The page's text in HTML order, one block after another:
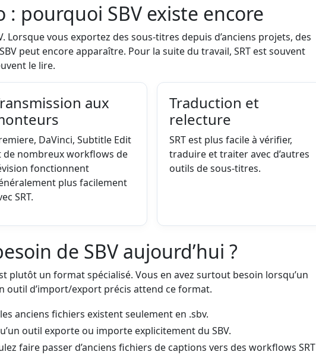
: pourquoi SBV existe encore
Lorsque vous exportez des sous-titres depuis d’anciens projets, des
peut encore apparaître. Pour la suite du travail, SRT est souvent
le lire.
aux
DaVinci, Subtitle Edit
de nombreux workflows de
fonctionnent
plus facilement
SRT.
Traduction et
relecture
SRT est plus facile à vérifier,
traduire et traiter avec d’autres
outils de sous-titres.
de SBV aujourd’hui ?
plutôt un format spécialisé. Vous en avez surtout besoin lorsqu’un
outil d’import/export précis attend ce format.
anciens fichiers existent seulement en .sbv.
outil exporte ou importe explicitement du SBV.
faire passer d’anciens fichiers de captions vers des workflows SRT